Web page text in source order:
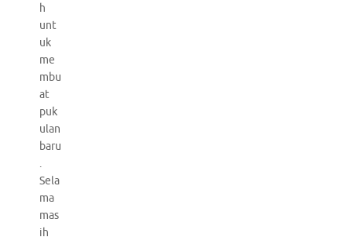
h
unt
uk
me
mbu
at
puk
ulan
baru
.
Sela
ma
mas
ih